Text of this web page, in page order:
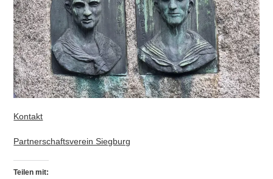
Kontakt
Partnerschaftsverein Siegburg
Teilen mit: